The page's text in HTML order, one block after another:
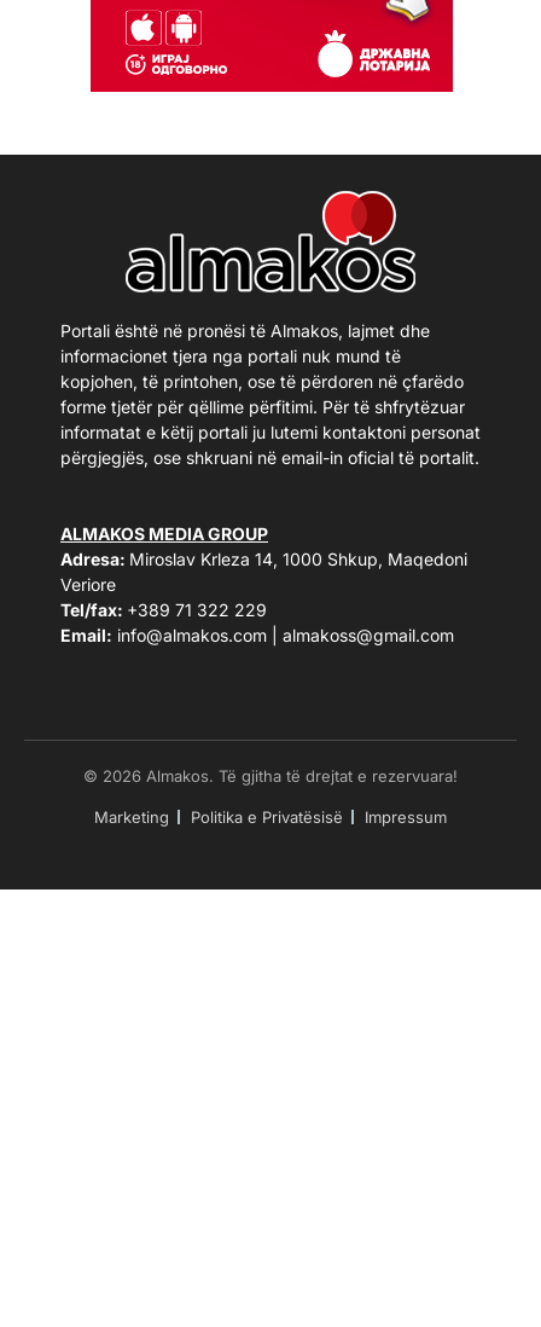
Portali është në pronësi të Almakos, lajmet dhe
informacionet tjera nga portali nuk mund të
kopjohen, të printohen, ose të përdoren në çfarëdo
forme tjetër për qëllime përfitimi. Për të shfrytëzuar
informatat e këtij portali ju lutemi kontaktoni personat
përgjegjës, ose shkruani në email-in oficial të portalit.
ALMAKOS MEDIA GROUP
Adresa: Miroslav Krleza 14, 1000 Shkup, Maqedoni
Veriore
Tel/fax: +389 71 322 229
Email: info@almakos.com almakoss@gmail.com
© 2026 Almakos. Të gjitha të drejtat e rezervuara!
Marketing Politika e Privatësisë Impressum